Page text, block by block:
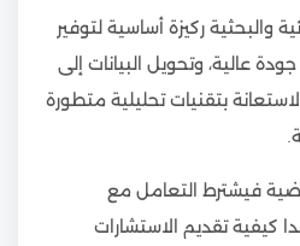
والبحثية ركيزة أساسية لتوفير
عالية، وتحويل البيانات إلى
بتقنيات تحليلية متطورة
فيشترط التعامل مع
كيفية تقديم الاستشارات